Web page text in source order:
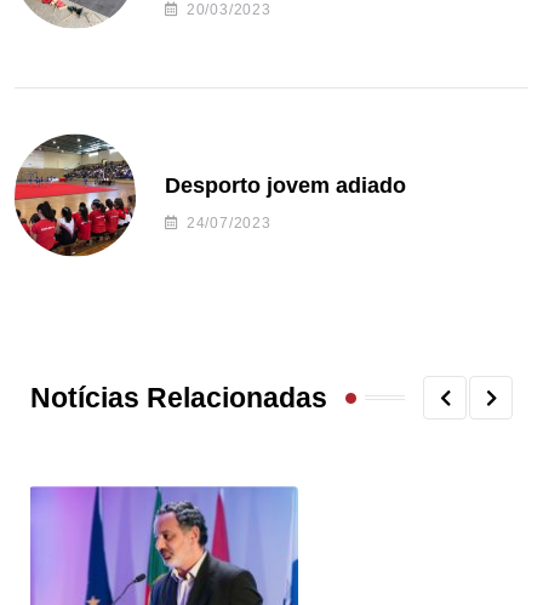
20/03/2023
Desporto jovem adiado
24/07/2023
Notícias Relacionadas